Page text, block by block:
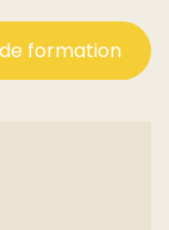
formation